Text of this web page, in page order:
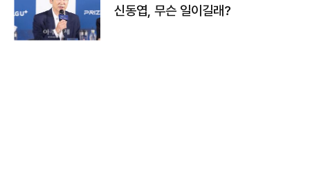
신동엽, 무슨 일이길래?